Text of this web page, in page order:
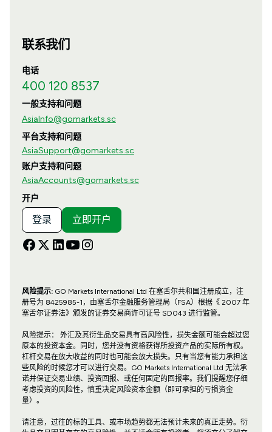
联系我们
电话
400 120 8537
一般支持和问题
AsiaInfo@gomarkets.sc
平台支持和问题
AsiaSupport@gomarkets.sc
账户支持和问题
AsiaAccounts@gomarkets.sc
开户
登录 立即开户
风险提示:GO Markets International Ltd 在塞舌尔共和国注册成立，注
册号为 8425985-1，由塞舌尔金融服务管理局（FSA）根据《 2007 年
塞舌尔证券法》颁发的证券交易商许可证号 SD043 进行监管。
风险提示： 外汇及其衍生品交易具有高风险性，损失金额可能会超过您
原本的投资本金。同时，您并没有资格获得所投资产品的实际所有权。
杠杆交易在放大收益的同时也可能会放大损失。只有当您有能力承担这
些风险的时候您才可以进行交易。GO Markets International Ltd 无法承
诺并保证交易业绩、投资回报、或任何固定的回报率。我们提醒您仔细
考虑投资的风险性，慎重决定风险资本金额（即可承担的亏损资金
量）。
请注意，过往的标的工具、或市场趋势都无法预计未来的真正走势。衍